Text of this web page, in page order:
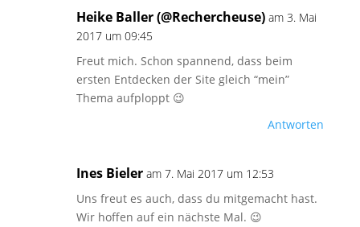
Heike Baller (@Rechercheuse) am 3. Mai
2017 um 09:45
Freut mich. Schon spannend, dass beim
ersten Entdecken der Site gleich “mein”
Thema aufploppt 😉
Antworten
Ines Bieler am 7. Mai 2017 um 12:53
Uns freut es auch, dass du mitgemacht hast.
Wir hoffen auf ein nächste Mal. 😉